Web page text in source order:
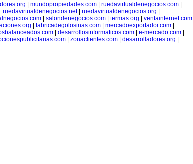
mundopropiedades.com ruedavirtualdenegocios.com
ruedavirtualdenegocios.net| ruedavirtualdenegocios.org
| salondenegocios.com| termas.org
ventainternet.com
fabricadegolosinas.com mercadoexportador.com
desarrollosinformaticos.com e-mercado.com
| zonaclientes.com| desarrolladores.org